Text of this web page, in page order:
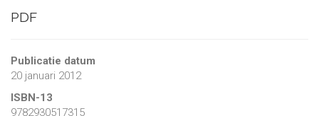
PDF
Publicatie datum
20 januari 2012
ISBN-13
9782930517315